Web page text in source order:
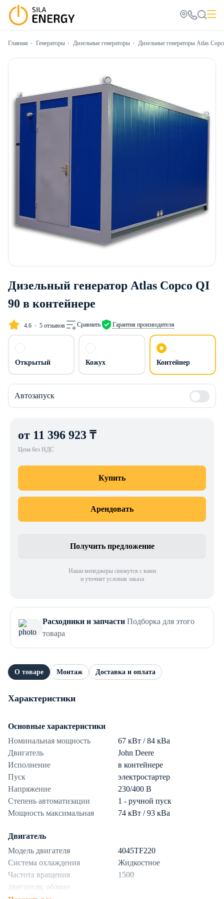
Главная Генераторы Дизельные генераторы Дизельные генераторы Atlas
Дизельный генератор Atlas Copco QI
90 в контейнере
4.6 5 отзывов Сравнить Гарантия производителя
Открытый Кожух Контейнер
Автозапуск
от 11 396 923 ₸
Цена без НДС
Купить
Арендовать
Получить предложение
Наши менеджеры свяжутся с вами
и уточнят условия заказа
Расходники и запчасти Подборка для этого
товара
О товаре Монтаж Доставка и оплата
Характеристики
Основные характеристики
Номинальная мощность
67 кВт / 84 кВа
Двигатель
John Deere
Исполнение
в контейнере
Пуск
электростартер
Напряжение
230/400 В
Степень автоматизации
1 - ручной пуск
Мощность максимальная
74 кВт / 93 кВа
Двигатель
Модель двигателя
4045TF220
Система охлаждения
Жидкостное
Частота вращения
двигателя, об/мин
1500